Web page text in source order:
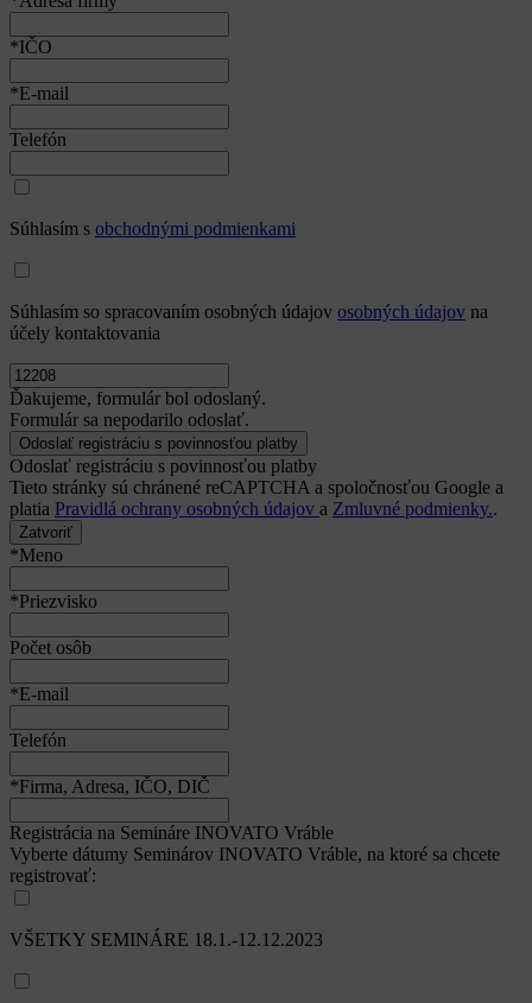
*IČO
*E-mail
Telefón
Súhlasím s obchodnými podmienkami
Súhlasím so spracovaním osobných údajov osobných údajov na
účely kontaktovania
Ďakujeme, formulár bol odoslaný.
Formulár sa nepodarilo odoslať.
Odoslať registráciu s povinnosťou platby
Tieto stránky sú chránené reCAPTCHA a spoločnosťou Google a
platia Pravidlá ochrany osobných údajov a Zmluvné podmienky..
Zatvoriť
*Meno
*Priezvisko
Počet osôb
*E-mail
Telefón
*Firma, Adresa, IČO, DIČ
Registrácia na Semináre INOVATO Vráble
Vyberte dátumy Seminárov INOVATO Vráble, na ktoré sa chcete
registrovať:
VŠETKY SEMINÁRE 18.1.-12.12.2023